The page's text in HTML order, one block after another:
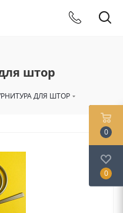
штор
ДЛЯ ШТОР
0
0